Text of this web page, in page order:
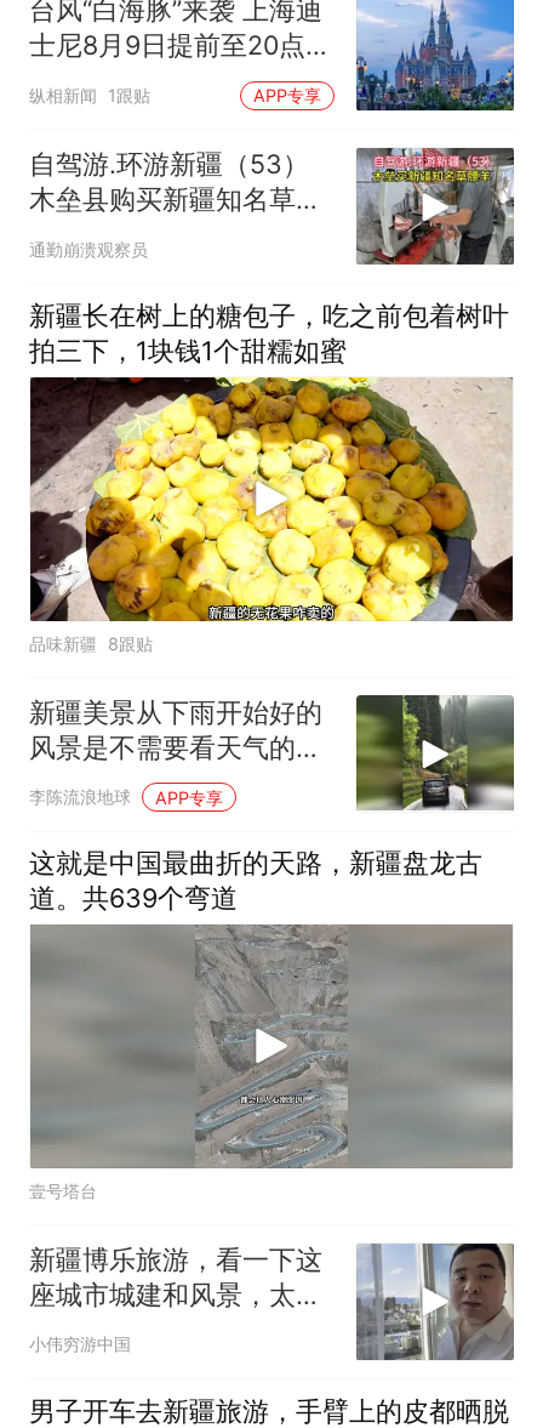
台风“白海豚”来袭 上海迪
士尼8月9日提前至20点闭
园 游客可无损退改行程
纵相新闻 1跟贴 APP专享
自驾游.环游新疆（53）
木垒县购买新疆知名草膘
羊肉！
通勤崩溃观察员
新疆长在树上的糖包子，吃之前包着树叶
拍三下，1块钱1个甜糯如蜜
品味新疆 8跟贴
新疆美景从下雨开始好的
风景是不需要看天气的，
你说呢
李陈流浪地球 APP专享
这就是中国最曲折的天路，新疆盘龙古
道。共639个弯道
壹号塔台
新疆博乐旅游，看一下这
座城市城建和风景，太漂
亮了！
小伟穷游中国
男子开车去新疆旅游，手臂上的皮都晒脱